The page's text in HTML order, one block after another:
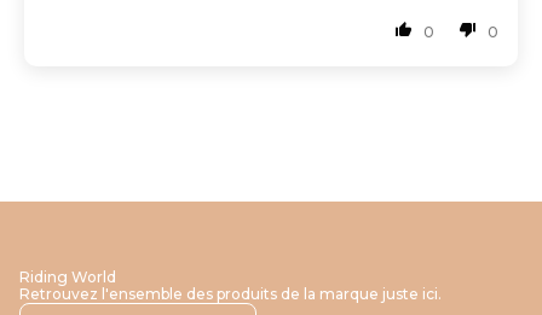
0 0
Riding World
Retrouvez l'ensemble des produits de la marque juste ici.